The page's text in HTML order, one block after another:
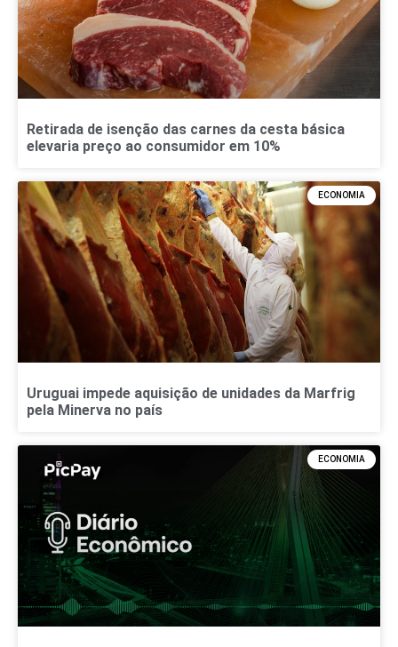
Retirada de isenção das carnes da cesta básica
elevaria preço ao consumidor em 10%
ECONOMIA
Uruguai impede aquisição de unidades da Marfrig
pela Minerva no país
ECONOMIA